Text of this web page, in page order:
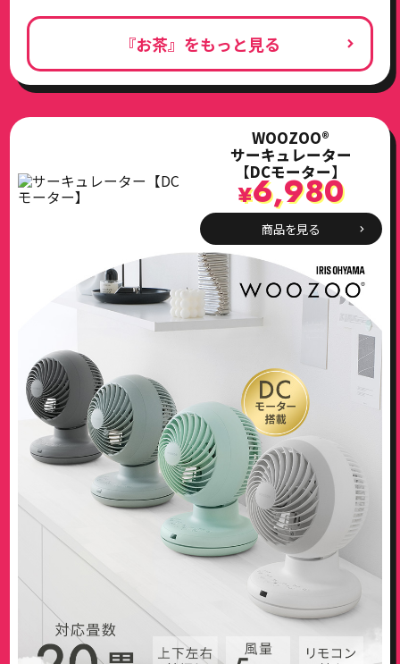
『お茶』をもっと見る
WOOZOO®
サーキュレーター
【DCモーター】
¥6,980
商品を見る